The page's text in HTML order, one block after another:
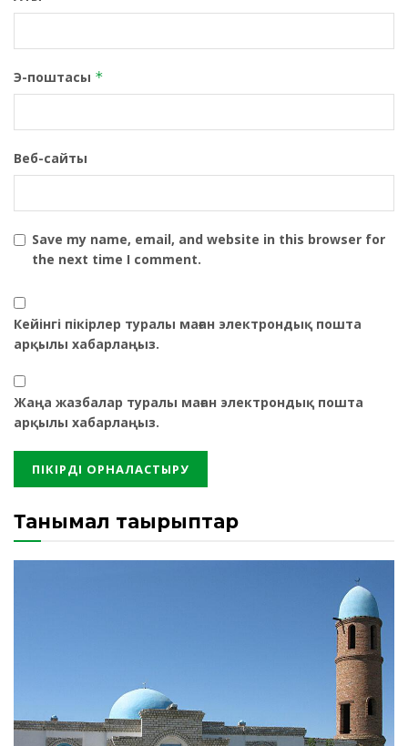
Э-поштасы *
Веб-сайты
Save my name, email, and website in this browser for
the next time I comment.
Кейінгі пікірлер туралы маған электрондық пошта
арқылы хабарлаңыз.
Жаңа жазбалар туралы маған электрондық пошта
арқылы хабарлаңыз.
Танымал тақырыптар